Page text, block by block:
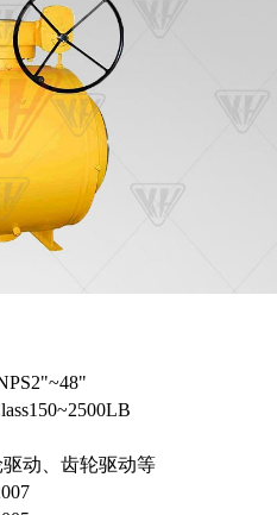
动、齿轮驱动等